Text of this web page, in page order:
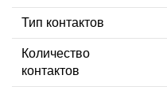
Тип контактов
Количество
контактов